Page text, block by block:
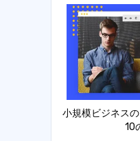
小規模ビジネス
10